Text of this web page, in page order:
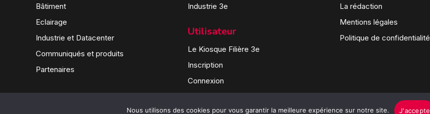
Bâtiment
Eclairage
Industrie et Datacenter
Communiqués et produits
Partenaires
Industrie 3e
Utilisateur
Le Kiosque Filière 3e
Inscription
Connexion
La rédaction
Mentions légales
Politique de confidentialité
Nous utilisons des cookies pour vous garantir la meilleure expérience sur notre site. J'accepte